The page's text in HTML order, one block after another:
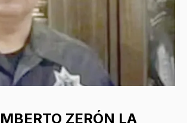
ZERÓN LA